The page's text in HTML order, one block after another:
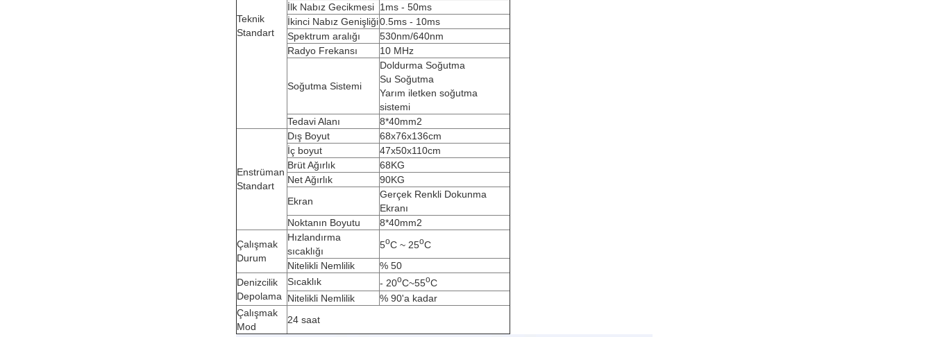
Teknik
Standart
İlk Nabız Gecikmesi 1ms - 50ms
İkinci Nabız Genişliği0.5ms - 10ms
Spektrum aralığı
530nm/640nm
Radyo Frekansı
10 MHz
Soğutma Sistemi
Doldurma Soğutma
Su Soğutma
Yarım iletken soğutma
sistemi
Tedavi Alanı
8*40mm2
Enstrüman
Standart
Dış Boyut
68x76x136cm
İç boyut
47x50x110cm
Brüt Ağırlık
68KG
Net Ağırlık
90KG
Ekran
Gerçek Renkli Dokunma
Ekranı
Noktanın Boyutu
8*40mm2
Çalışmak
Durum
Hızlandırma
sıcaklığı
5oC ~ 25oC
Nitelikli Nemlilik
% 50
Denizcilik
Depolama
Sıcaklık - 20oC~55oC
Nitelikli Nemlilik
% 90'a kadar
Çalışmak
Mod
24 saat